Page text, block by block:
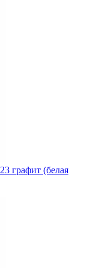
графит (белая